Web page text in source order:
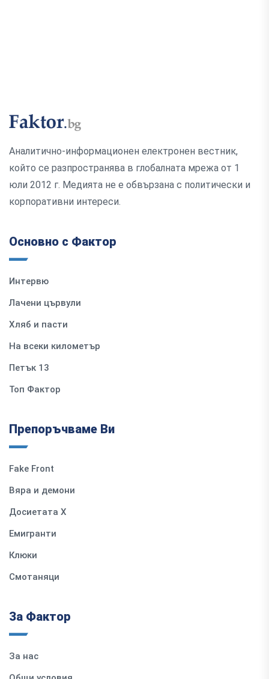
Аналитично-информационен електронен вестник,
който се разпространява в глобалната мрежа от 1
юли 2012 г. Медията не е обвързана с политически и
корпоративни интереси.
Основно с Фактор
Интервю
Лачени цървули
Хляб и пасти
На всеки километър
Петък 13
Топ Фактор
Препоръчваме Ви
Fake Front
Вяра и демони
Досиетата Х
Емигранти
Клюки
Смотаняци
За Фактор
За нас